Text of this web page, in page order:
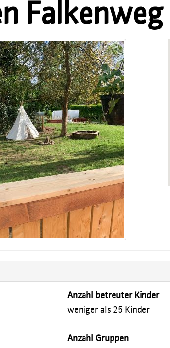
Falkenweg
Anzahl betreuter Kinder
weniger als 25 Kinder
Anzahl Gruppen